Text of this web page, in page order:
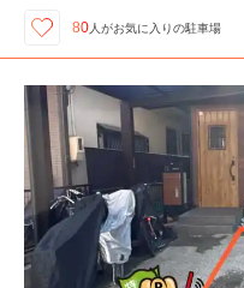
80 人がお気に入りの駐車場